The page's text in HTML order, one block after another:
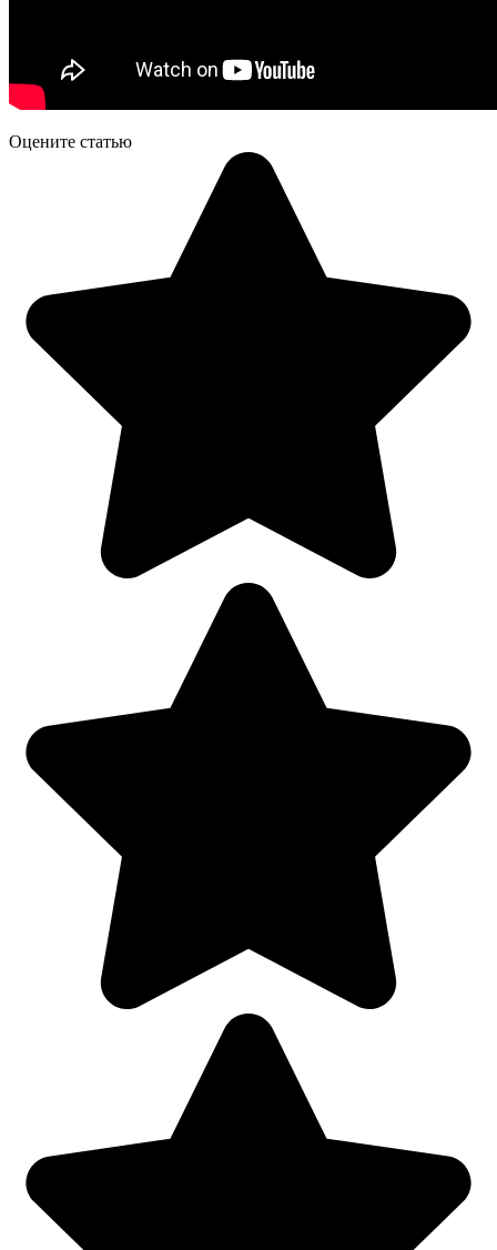
Оцените статью